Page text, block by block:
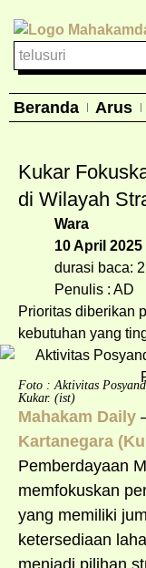
Beranda Arus
Kukar
di Wilayah
Wara
10 April 2025
durasi baca:
Penulis : AD
Prioritas diberikan
kebutuhan yang
Foto : Aktivitas
Kukar. (ist)
Mahakam Daily
Kartanegara
Pemberdayaan
memfokuskan
yang memiliki
ketersediaan
menjadi pilihan